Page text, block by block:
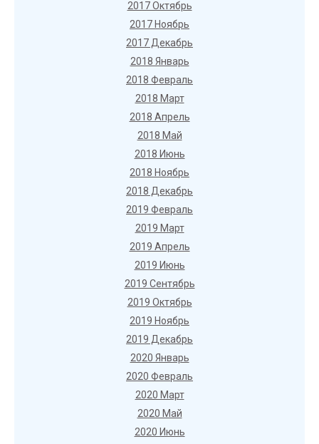
2017 Октябрь
2017 Ноябрь
2017 Декабрь
2018 Январь
2018 Февраль
2018 Март
2018 Апрель
2018 Май
2018 Июнь
2018 Ноябрь
2018 Декабрь
2019 Февраль
2019 Март
2019 Апрель
2019 Июнь
2019 Сентябрь
2019 Октябрь
2019 Ноябрь
2019 Декабрь
2020 Январь
2020 Февраль
2020 Март
2020 Май
2020 Июнь